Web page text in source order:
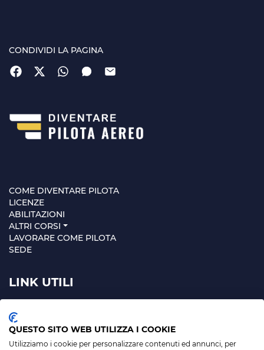
CONDIVIDI LA PAGINA
COME DIVENTARE PILOTA
LICENZE
ABILITAZIONI
ALTRI CORSI
LAVORARE COME PILOTA
SEDE
LINK UTILI
PRIVACY POLICY
QUESTO SITO WEB UTILIZZA I COOKIE
Utilizziamo i cookie per personalizzare contenuti ed annunci, per